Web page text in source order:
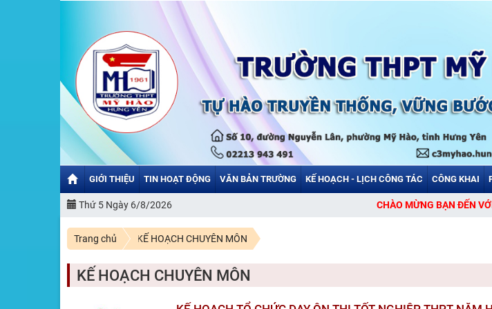
GIỚI THIỆU TIN HOẠT ĐỘNG VĂN BẢN TRƯỜNG KẾ HOẠCH - LỊCH CÔNG TÁC CÔNG KHAI
Thứ 5 Ngày 6/8/2026 CHÀO MỪNG BẠN ĐẾN VỚI CỔNG
Trang chủ KẾ HOẠCH CHUYÊN MÔN
KẾ HOẠCH CHUYÊN MÔN